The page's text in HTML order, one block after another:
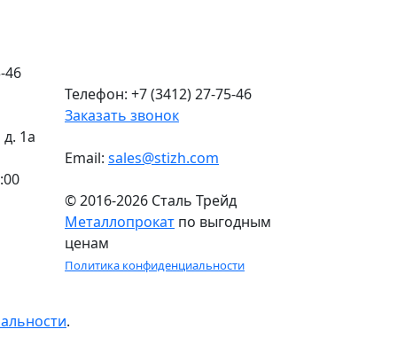
46
1а
Телефон: +7 (3412) 27-75-46
Заказать звонок
Email: sales@stizh.com
© 2016-2026 Сталь Трейд
Металлопрокат по выгодным
ценам
Политика конфиденциальности
.